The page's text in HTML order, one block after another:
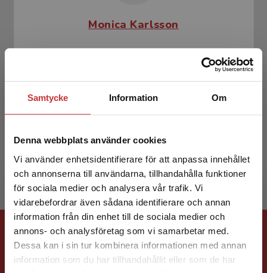
Samtycke Information Om
Denna webbplats använder cookies
Vi använder enhetsidentifierare för att anpassa innehållet
och annonserna till användarna, tillhandahålla funktioner
för sociala medier och analysera vår trafik. Vi
vidarebefordrar även sådana identifierare och annan
information från din enhet till de sociala medier och
annons- och analysföretag som vi samarbetar med.
Dessa kan i sin tur kombinera informationen med annan
information som du har tillhandahållit eller som de har
Begränsad fraktregion
Det verkar som att du besöker
Monica Karlsson
Liselotte Ståhl
Förlagskontakt